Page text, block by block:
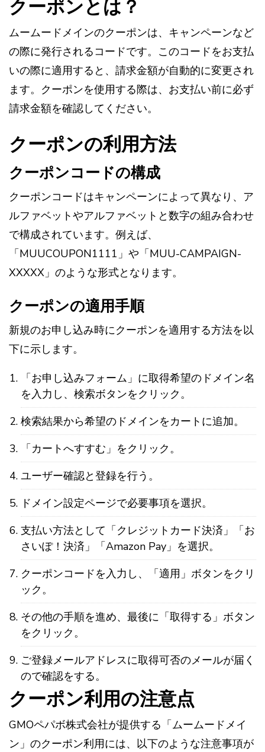
クーポンとは？
ムームードメインのクーポンは、キャンペーンなど
の際に発行されるコードです。このコードをお支払
いの際に適用すると、請求金額が自動的に変更され
ます。クーポンを使用する際は、お支払い前に必ず
請求金額を確認してください。
クーポンの利用方法
クーポンコードの構成
クーポンコードはキャンペーンによって異なり、ア
ルファベットやアルファベットと数字の組み合わせ
で構成されています。例えば、
「MUUCOUPON1111」や「MUU-CAMPAIGN-
XXXXX」のような形式となります。
クーポンの適用手順
新規のお申し込み時にクーポンを適用する方法を以
下に示します。
「お申し込みフォーム」に取得希望のドメイン名
を入力し、検索ボタンをクリック。
検索結果から希望のドメインをカートに追加。
「カートへすすむ」をクリック。
ユーザー確認と登録を行う。
ドメイン設定ページで必要事項を選択。
支払い方法として「クレジットカード決済」「お
さいぽ！決済」「Amazon Pay」を選択。
クーポンコードを入力し、「適用」ボタンをクリ
ック。
その他の手順を進め、最後に「取得する」ボタン
をクリック。
ご登録メールアドレスに取得可否のメールが届く
ので確認をする。
クーポン利用の注意点
GMOペパボ株式会社が提供する「ムームードメイ
ン」のクーポン利用には、以下のような注意事項が